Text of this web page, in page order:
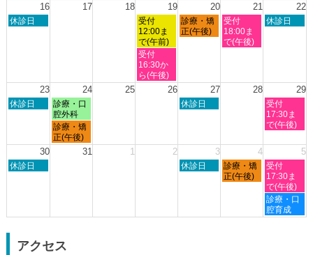
8
月
8
月
12th
2026
8
月
13th
8
月
14th
2026
8
月
16 17 18 19 20 21 22
日
2026
休診日
水
曜
日,
8
月
19th
2026
受付
12:00ま
で(午前)
木
曜
2026
診療・矯
正(午後)
金
曜
日,
2026
受付
18:00ま
で(午後)
土
2026
休診日
水
曜
日,
8
受付
16:30か
ら(午後)
23 24 25 26 27 28 29
日
月
2026
休診日
月
曜
日,
8
月
診療・口
腔外科
木
月
2026
休診日
土
曜
日,
月
2026
受付
17:30ま
で(午後)
月
曜
日,
診療・矯
正(午後)
30 31 1 2 3 4 5
日
30th
休診日
木
3rd
休診日
金
曜
4th
診療・矯
正(午後)
土
曜
日,
9
月
5th
受付
17:30ま
で(午後)
土
曜
日,
診療・口
腔育成
アクセス